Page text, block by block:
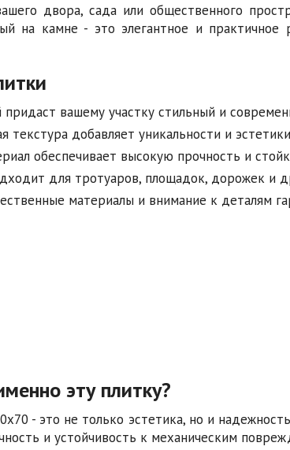
двора, сада или общественного
на камне - это элегантное и практичное
вашему участку стильный и
текстура добавляет уникальности и
обеспечивает высокую прочность и
для тротуаров, площадок, дорожек и
материалы и внимание к деталям
эту плитку?
- это не только эстетика, но и
и устойчивость к механическим